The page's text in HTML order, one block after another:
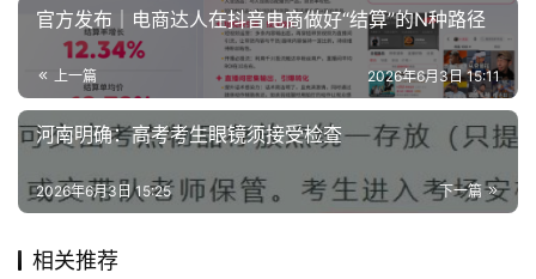
官方发布｜电商达人在抖音电商做好“结算”的N种路径
上一篇 2026年6月3日 15:11
河南明确：高考考生眼镜须接受检查
下一篇
2026年6月3日 15:25
相关推荐